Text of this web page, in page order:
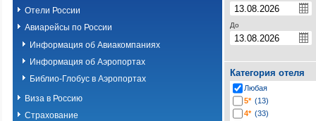
Отели России
Авиарейсы по России
Информация об Авиакомпаниях
Информация об Аэропортах
Библио-Глобус в Аэропортах
Виза в Россию
Страхование
До
Категория отеля
Любая
5* (13)
4* (33)